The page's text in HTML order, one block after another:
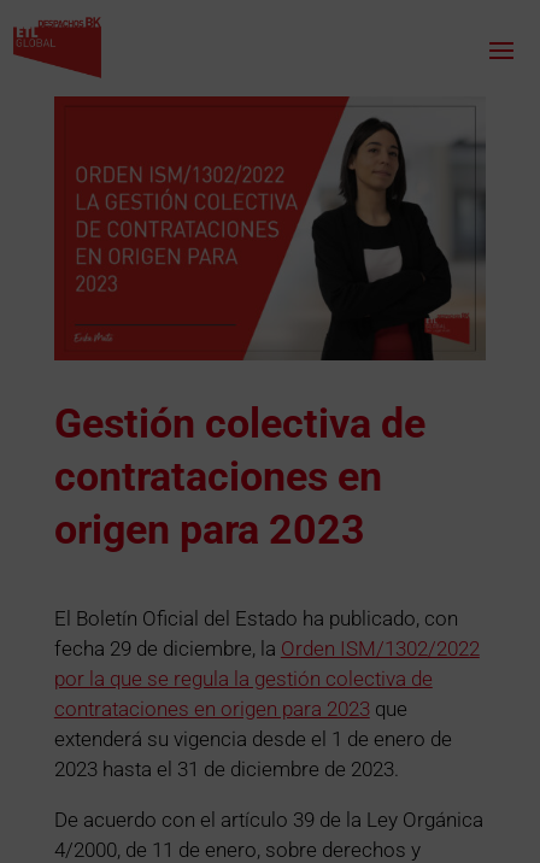
Gestión colectiva de
contrataciones en
origen para 2023
El Boletín Oficial del Estado ha publicado, con
fecha 29 de diciembre, la Orden ISM/1302/2022
por la que se regula la gestión colectiva de
contrataciones en origen para 2023que
extenderá su vigencia desde el 1 de enero de
2023 hasta el 31 de diciembre de 2023.
De acuerdo con el artículo 39 de la Ley Orgánica
4/2000, de 11 de enero, sobre derechos y